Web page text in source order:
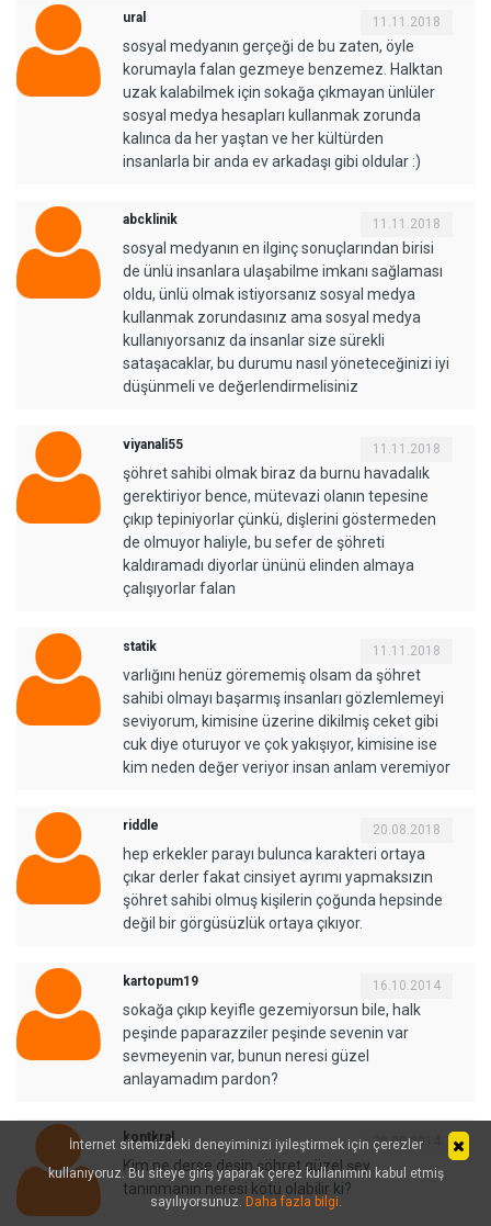
ural 11.11.2018
sosyal medyanın gerçeği de bu zaten, öyle
korumayla falan gezmeye benzemez. Halktan
uzak kalabilmek için sokağa çıkmayan ünlüler
sosyal medya hesapları kullanmak zorunda
kalınca da her yaştan ve her kültürden
insanlarla bir anda ev arkadaşı gibi oldular :)
abcklinik 11.11.2018
sosyal medyanın en ilginç sonuçlarından birisi
de ünlü insanlara ulaşabilme imkanı sağlaması
oldu, ünlü olmak istiyorsanız sosyal medya
kullanmak zorundasınız ama sosyal medya
kullanıyorsanız da insanlar size sürekli
sataşacaklar, bu durumu nasıl yöneteceğinizi iyi
düşünmeli ve değerlendirmelisiniz
viyanali55 11.11.2018
şöhret sahibi olmak biraz da burnu havadalık
gerektiriyor bence, mütevazi olanın tepesine
çıkıp tepiniyorlar çünkü, dişlerini göstermeden
de olmuyor haliyle, bu sefer de şöhreti
kaldıramadı diyorlar ününü elinden almaya
çalışıyorlar falan
statik 11.11.2018
varlığını henüz görememiş olsam da şöhret
sahibi olmayı başarmış insanları gözlemlemeyi
seviyorum, kimisine üzerine dikilmiş ceket gibi
cuk diye oturuyor ve çok yakışıyor, kimisine ise
kim neden değer veriyor insan anlam veremiyor
riddle 20.08.2018
hep erkekler parayı bulunca karakteri ortaya
çıkar derler fakat cinsiyet ayrımı yapmaksızın
şöhret sahibi olmuş kişilerin çoğunda hepsinde
değil bir görgüsüzlük ortaya çıkıyor.
kartopum19 16.10.2014
sokağa çıkıp keyifle gezemiyorsun bile, halk
peşinde paparazziler peşinde sevenin var
sevmeyenin var, bunun neresi güzel
anlayamadım pardon?
kontkral 28.09.2014
Kim ne derse desin şöhret güzel şey.
tanınmanın neresi kötü olabilir ki?
İnternet sitemizdeki deneyiminizi iyileştirmek için çerezler
kullanıyoruz. Bu siteye giriş yaparak çerez kullanımını kabul etmiş
sayılıyorsunuz. Daha fazla bilgi.